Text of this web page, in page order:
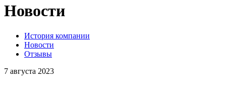
Новости
История компании
Новости
Отзывы
7 августа 2023